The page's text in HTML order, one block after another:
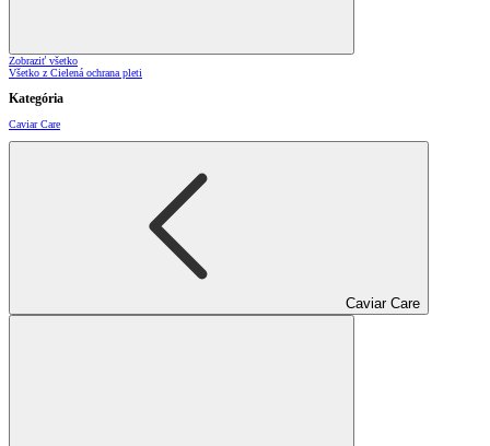
Zobraziť všetko
Všetko z Cielená ochrana pleti
Kategória
Caviar Care
Caviar Care